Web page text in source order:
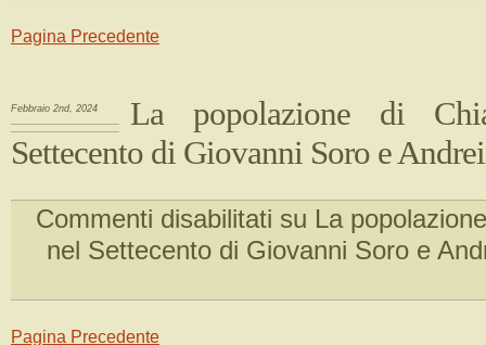
Pagina Precedente
Febbraio 2nd, 2024
La popolazione di
Settecento di Giovanni Soro e
Commenti disabilitati su La
nel Settecento di Giovanni Soro e
Pagina Precedente